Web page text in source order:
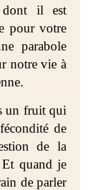
dont il est
pour votre
parabole
notre vie à
un fruit qui
de
de la
quand je
de parler